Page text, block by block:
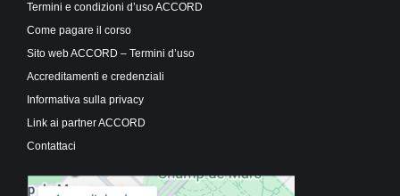
Termini e condizioni d’uso ACCORD
Come pagare il corso
Sito web ACCORD – Termini d’uso
Accreditamenti e credenziali
Informativa sulla privacy
Link ai partner ACCORD
Contattaci